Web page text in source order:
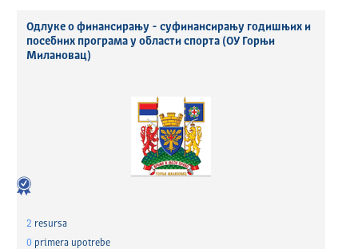
Одлуке о финансирању - суфинансирању годишњих и
посебних програма у области спорта (ОУ Горњи
Милановац)
2 resursa
0 primera upotrebe